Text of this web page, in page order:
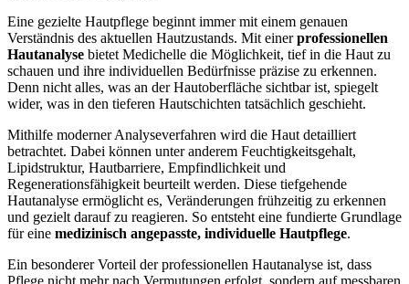
Eine gezielte Hautpflege beginnt immer mit einem genauen
Verständnis des aktuellen Hautzustands. Mit einerprofessionellen
Hautanalyse bietet Medichelle die Möglichkeit, tief in die Haut zu
schauen und ihre individuellen Bedürfnisse präzise zu erkennen.
Denn nicht alles, was an der Hautoberfläche sichtbar ist, spiegelt
wider, was in den tieferen Hautschichten tatsächlich geschieht.
Mithilfe moderner Analyseverfahren wird die Haut detailliert
betrachtet. Dabei können unter anderem Feuchtigkeitsgehalt,
Lipidstruktur, Hautbarriere, Empfindlichkeit und
Regenerationsfähigkeit beurteilt werden. Diese tiefgehende
Hautanalyse ermöglicht es, Veränderungen frühzeitig zu erkennen
und gezielt darauf zu reagieren. So entsteht eine fundierte Grundlage
für eine medizinisch angepasste, individuelle Hautpflege.
Ein besonderer Vorteil der professionellen Hautanalyse ist, dass